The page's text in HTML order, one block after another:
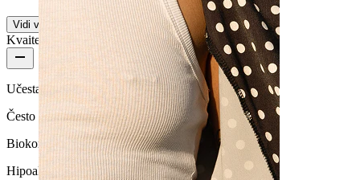
Vidi više
Kvaiteta proizvoda
Učestalost nošenja
Često nošenje
Biokompatibilnost
Hipoalergeno